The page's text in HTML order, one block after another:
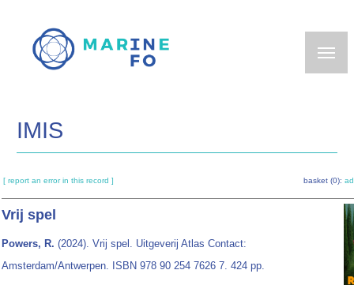
main
IMIS
[ report an error in this record ] basket (0):
Vrij spel
Powers, R. (2024). Vrij spel. Uitgeverij Atlas Contact:
Amsterdam/Antwerpen. ISBN 978 90 254 7626 7. 424 pp.